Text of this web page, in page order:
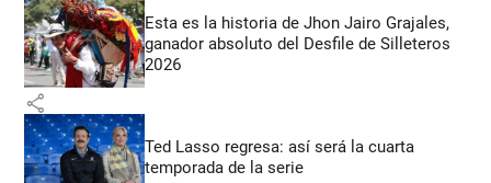
Esta es la historia de Jhon Jairo Grajales,
ganador absoluto del Desfile de Silleteros
2026
share
Ted Lasso regresa: así será la cuarta
temporada de la serie